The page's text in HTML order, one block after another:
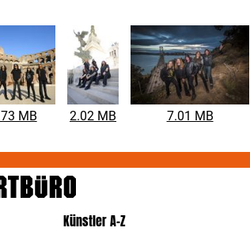
MB 2.02 MB 7.01 MB
Künstler A-Z